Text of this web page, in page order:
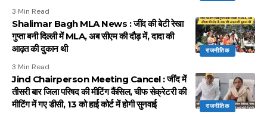
3 Min Read
राजनीतिक
Shalimar Bagh MLA News : जींद की बेटी रेखा
गुप्ता बनी दिल्ली में MLA, अब सीएम की दौड़ में, दादा की
आढ़त की दुकान थी
3 Min Read
राजनीतिक
Jind Chairperson Meeting Cancel : जींद में
तीसरी बार जिला परिषद की मीटिंग कैंसिल, चीफ सेक्रेटरी की
मीटिंग में गए डीसी, 13 को हाई कोर्ट में होगी सुनवाई